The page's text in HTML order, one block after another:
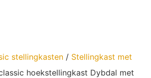
stellingkasten / Stellingkast met
hoekstellingkast Dybdal met